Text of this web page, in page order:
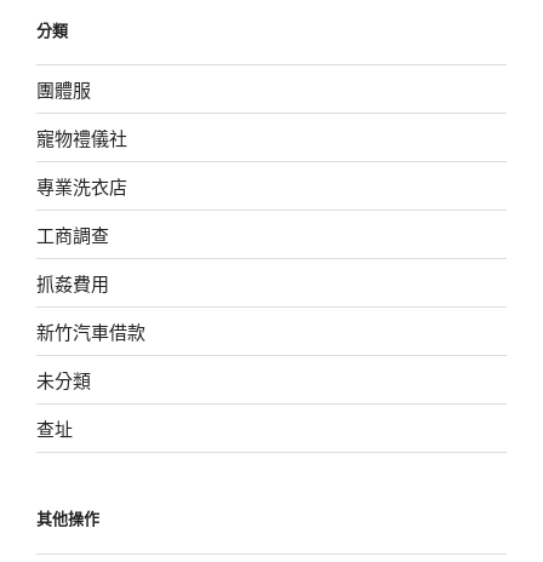
分類
團體服
寵物禮儀社
專業洗衣店
工商調查
抓姦費用
新竹汽車借款
未分類
查址
其他操作